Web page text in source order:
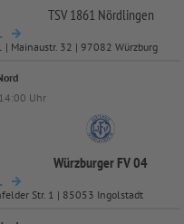
TSV 1861 Nördlingen
| Mainaustr. 32 | 97082 Würzburg
Uhr
Würzburger FV 04
Str. 1 | 85053 Ingolstadt